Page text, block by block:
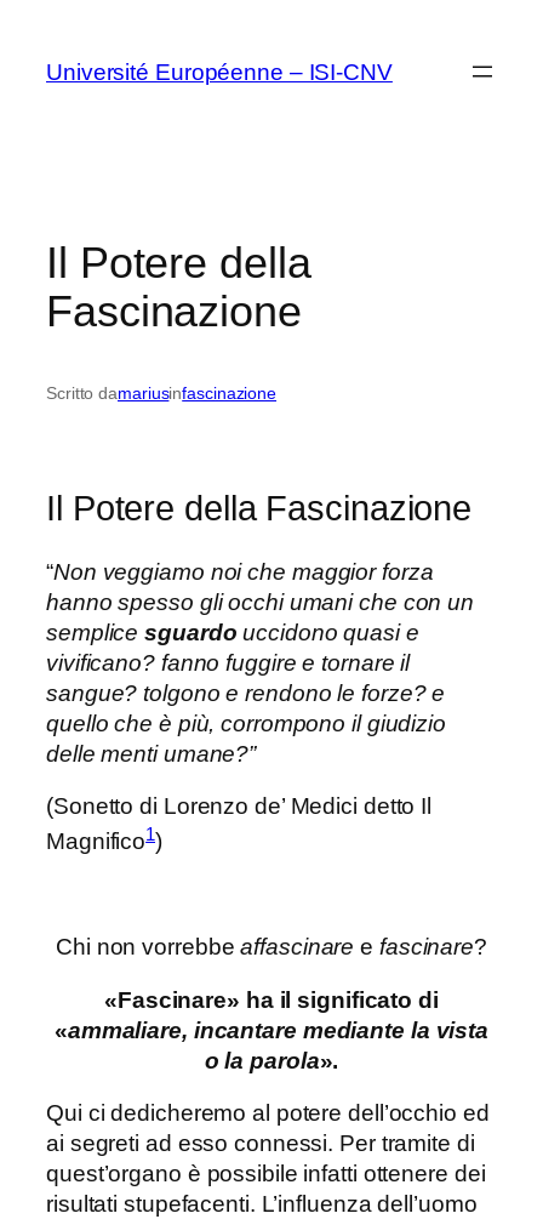
contenuto
Université Européenne – ISI-CNV
Il Potere della
Fascinazione
Scritto damariusinfascinazione
Il Potere della Fascinazione
“Non veggiamo noi che maggior forza
hanno spesso gli occhi umani che con un
semplicesguardo uccidono quasi e
vivificano? fanno fuggire e tornare il
sangue? tolgono e rendono le forze? e
quello che è più, corrompono il giudizio
delle menti umane?”
(Sonetto di Lorenzo de’ Medici detto Il
Magnifico1)
Chi non vorrebbeaffascinare e fascinare?
«Fascinare» ha il significato di
«ammaliare, incantare mediante la vista
o la parola».
Qui ci dedicheremo al potere dell’occhio ed
ai segreti ad esso connessi. Per tramite di
quest’organo è possibile infatti ottenere dei
risultati stupefacenti. L’influenza dell’uomo